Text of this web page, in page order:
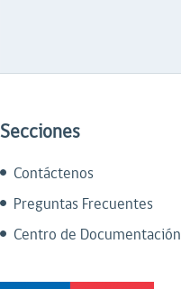
Secciones
Contáctenos
Preguntas Frecuentes
Centro de Documentación